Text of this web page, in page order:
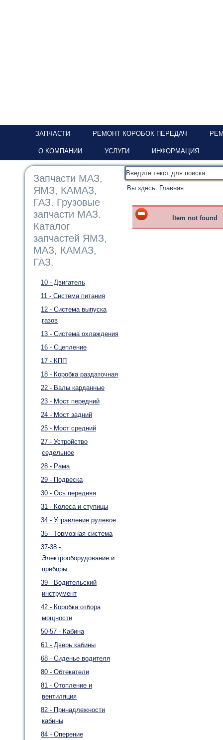
ЗАПЧАСТИ РЕМОНТ КОРОБОК ПЕРЕДАЧ
О КОМПАНИИ УСЛУГИ ИНФОРМАЦИЯ
Запчасти МАЗ,
ЯМЗ, КАМАЗ,
ГАЗ. Грузовые
запчасти МАЗ.
Каталог
запчастей ЯМЗ,
МАЗ, КАМАЗ,
ГАЗ.
10 - Двигатель
11 - Система питания
12 - Система выпуска
газов
13 - Система охлаждения
16 - Сцепление
17 - КПП
18 - Коробка раздаточная
22 - Валы карданные
23 - Мост передний
24 - Мост задний
25 - Мост средний
27 - Устройство
седельное
28 - Рама
29 - Подвеска
30 - Ось передняя
31 - Колеса и ступицы
34 - Управление рулевое
35 - Тормозная система
37-38 -
Электрооборудование и
приборы
39 - Водительский
инструмент
42 - Коробка отбора
мощности
50-57 - Кабина
61 - Дверь кабины
68 - Сиденье водителя
80 - Обтекатели
81 - Отопление и
вентиляция
82 - Принадлежности
кабины
84 - Оперение
Вы здесь: Главная
Item not found